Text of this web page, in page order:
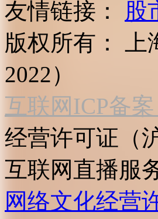
友情链接：
股
版权所有：
2022）
互联网ICP备
经营许可证（
互联网直播服
网络文化经营